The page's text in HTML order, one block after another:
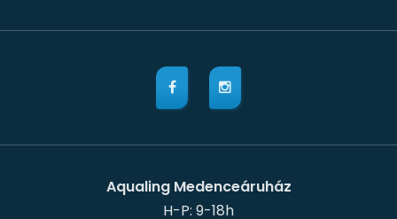
Aqualing Medenceáruház
H-P: 9-18h